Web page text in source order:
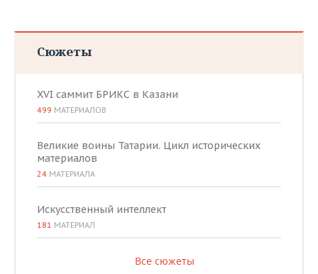
Сюжеты
XVI саммит БРИКС в Казани
499 МАТЕРИАЛОВ
Великие воины Татарии. Цикл исторических
материалов
24 МАТЕРИАЛА
Искусственный интеллект
181 МАТЕРИАЛ
Все сюжеты